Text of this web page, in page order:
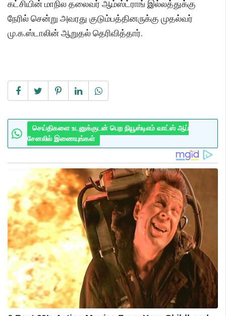
கட்சியின் மாநில தலைவர் ஆம்ஸ்ட்ராங் இல்லத்துக்கு
நேரில் சென்று அவரது குடும்பத்தினருக்கு முதல்வர்
மு.க.ஸ்டாலின் ஆறுதல் தெரிவித்தார்.
செய்திகளை உடனுக்குடன் பெற நியூஸ்டிஎம் வாட்ஸ் ஆப்
சேனலில் இணையுங்கள்